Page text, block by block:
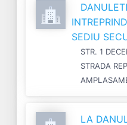
SEDIU
STR. 1
STRADA
LA